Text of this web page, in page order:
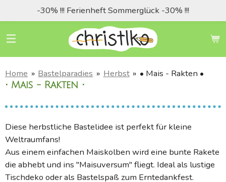
Hauptinhalt
springen
-30% !!! Ferienheft Sommerglück -30% !!!
Home » Bastelparadies » Herbst » • Mais - Rakten •
• Mais - Rakten •
Diese herbstliche Bastelidee ist perfekt für kleine
Weltraumfans!
Aus einem einfachen Maiskolben wird eine bunte Rakete
die abhebt und ins "Maisuversum" fliegt. Ideal als lustige
Tischdeko oder als Bastelspaß zum Erntedankfest.